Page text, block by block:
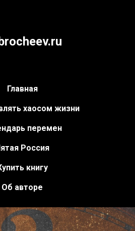
Главная
хаосом жизни
перемен
Россия
книгу
Об авторе